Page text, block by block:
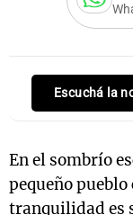
Escuchá la
En el sombrío
pequeño
tranquilidad es